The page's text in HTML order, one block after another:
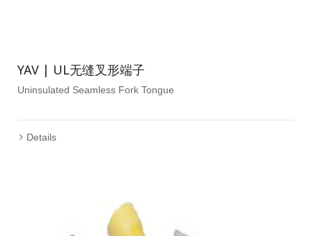
YAV | UL无缝叉形端子
Uninsulated Seamless Fork Tongue
Details